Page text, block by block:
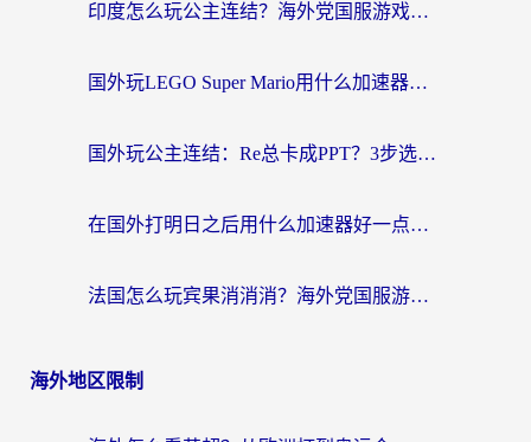
印度怎么玩公主连结？海外党国服游戏加速终极指南（附仙境传说RO重生细胞优化技巧）
国外玩LEGO Super Mario用什么加速器？2026海外玩家亲测有效指南
国外玩公主连结：Re总卡成PPT？3步选对加速器，畅玩国服无压力
在国外打明日之后用什么加速器好一点？海外玩家亲测有效的国服游戏加速指南
法国怎么玩宾果消消消？海外党国服游戏加速器终极指南（附漫威召唤与合成解决办法）
海外地区限制